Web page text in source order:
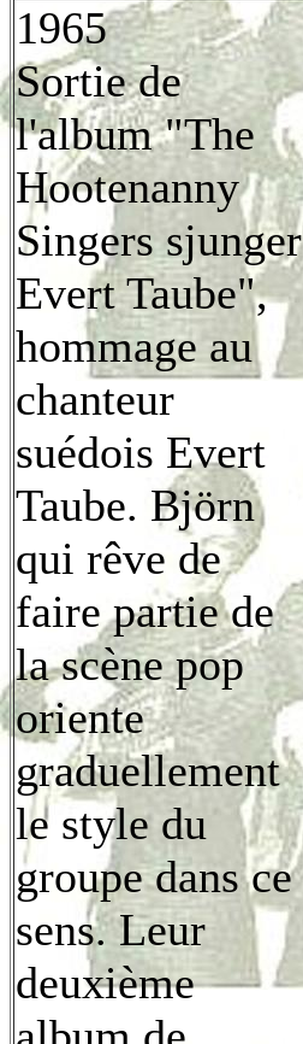
1965
Sortie de
l'album "The
Hootenanny
Singers sjunger
Evert Taube",
hommage au
chanteur
suédois Evert
Taube. Björn
qui rêve de
faire partie de
la scène pop
oriente
graduellement
le style du
groupe dans ce
sens. Leur
deuxième